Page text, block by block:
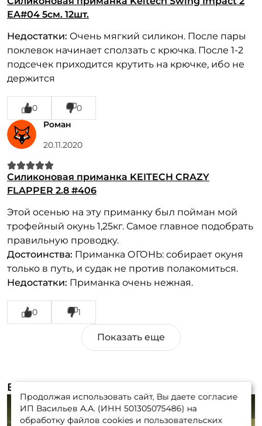
EA#04 5см. 12шт.
Недостатки: Очень мягкий силикон. После пары
поклевок начинает сползать с крючка. После 1-2
подсечек приходится крутить на крючке, ибо не
держится
0
0
Роман
20.11.2020
Силиконовая приманка KEITECH CRAZY
FLAPPER 2.8 #406
Этой осенью на эту приманку был пойман мой
трофейный окунь 1,25кг. Самое главное подобрать
правильную проводку.
Достоинства: Приманка ОГОНЬ: собирает окуня
только в путь, и судак не против полакомиться.
Недостатки: Приманка очень нежная.
0 1
Видеообзоры (1)
Продолжая использовать сайт, Вы даете согласие
ИП Васильев А.А. (ИНН 501305075486) на
обработку файлов cookies и пользовательских